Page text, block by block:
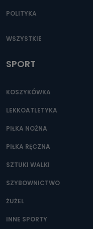
POLITYKA
WSZYSTKIE
SPORT
KOSZYKÓWKA
LEKKOATLETYKA
PIŁKA NOŻNA
PIŁKA RĘCZNA
SZTUKI WALKI
SZYBOWNICTWO
ŻUŻEL
INNE SPORTY